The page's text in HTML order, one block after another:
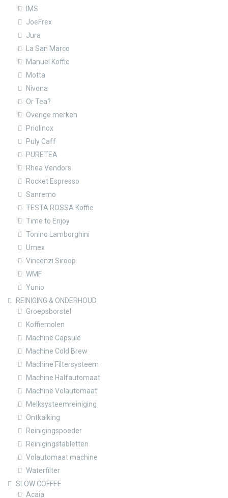
IMS
JoeFrex
Jura
La San Marco
Manuel Koffie
Motta
Nivona
Or Tea?
Overige merken
Priolinox
Puly Caff
PURETEA
Rhea Vendors
Rocket Espresso
Sanremo
TESTA ROSSA Koffie
Time to Enjoy
Tonino Lamborghini
Urnex
Vincenzi Siroop
WMF
Yunio
REINIGING & ONDERHOUD
Groepsborstel
Koffiemolen
Machine Capsule
Machine Cold Brew
Machine Filtersysteem
Machine Halfautomaat
Machine Volautomaat
Melksysteemreiniging
Ontkalking
Reinigingspoeder
Reinigingstabletten
Volautomaat machine
Waterfilter
SLOW COFFEE
Acaia